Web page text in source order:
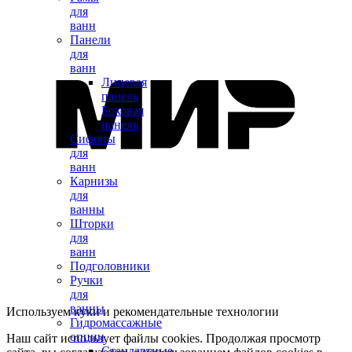
для
ванн
Панели
для
ванн
Лицевая
панель
Боковая
панель
Сифоны
для
ванн
Карнизы
для
ванны
Шторки
для
ванн
Подголовники
Ручки
для
ванны
Гидромассажные
опции
Используем куки и рекомендательные технологии
Наш сайт использует файлы cookies. Продолжая просмотр